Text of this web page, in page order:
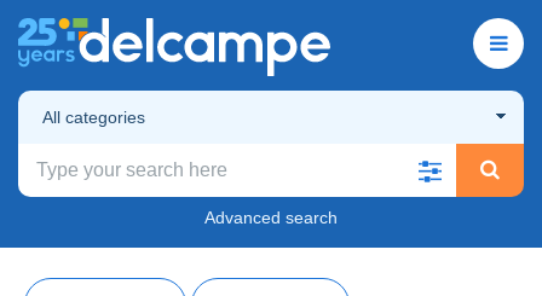
All categories
Advanced search